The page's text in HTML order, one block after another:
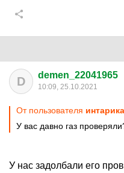
D demen_22041965
10:09, 25.10.2021
От пользователя интарика
У вас давно газ
У нас задолбали его